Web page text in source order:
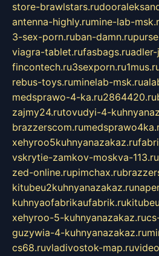
store-brawlstars.ru
antenna-highly.rumine-lab-
3-sex-porn.ruban-damn.ru
viagra-tablet.rufasbags.ruadler-
fincontech.ru3sexporn.ru
rebus-toys.ruminelab-msk.ru
medsprawo-4-ka.ru2864420.ru
zajmy24.rutovudyi-4-
brazzerscom.ru
xehyroo5kuhnyanazakaz.ru
vskrytie-zamkov-moskva-113.ru
zed-online.rupimchax.ru
kitubeu2kuhnyanazakaz.ru
kuhnyaofabrikaufabrik.ru
xehyroo-5-kuhnyanazakaz.ru
guzywia-4-kuhnyanazakaz.ru
cs68.ruvladivostok-map.ru